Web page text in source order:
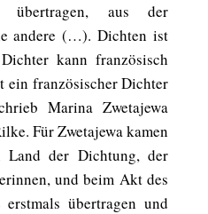
übertragen, aus der
andere (…). Dichten ist
kann französisch
ein französischer Dichter
Marina Zwetajewa
Für Zwetajewa kamen
Land der Dichtung, der
und beim Akt des
übertragen und